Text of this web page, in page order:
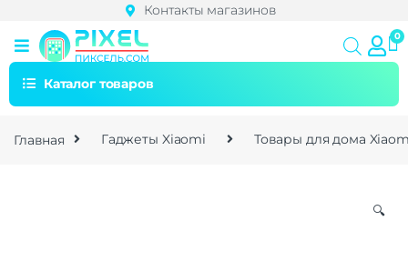
Контакты магазинов
Каталог товаров
Главная Гаджеты Xiaomi Товары для дома
🔍